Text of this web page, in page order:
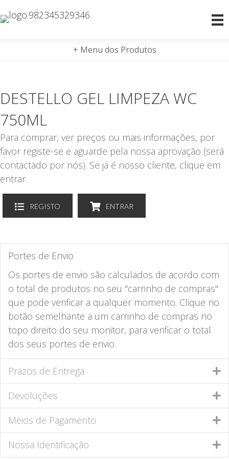
+ Menu dos Produtos
DESTELLO GEL LIMPEZA WC
750ML
Para comprar, ver preços ou mais informações, por
favor registe-se e aguarde pela nossa aprovação (será
contactado por nós). Se já é nosso cliente, clique em
entrar.
REGISTO ENTRAR
Portes de Envio
Os portes de envio são calculados de acordo com
o total de produtos no seu "carrinho de compras"
que pode verificar a qualquer momento. Clique no
botão semelhante a um carrinho de compras no
topo direito do seu monitor, para verificar o total
dos seus portes de envio.
Prazos de Entrega
Devoluções
Meios de Pagamento
Nossa Identificação